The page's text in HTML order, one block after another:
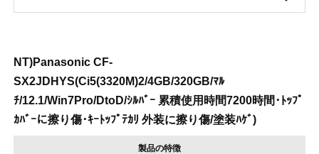
NT)Panasonic CF-
SX2JDHYS(Ci5(3320M)2/4GB/320GB/ﾏﾙ
ﾁ/12.1/Win7Pro/DtoD/ｼﾙﾊﾞｰ 累積使用時間7200時間･ﾄｯﾌﾟ
ｶﾊﾞｰに擦り傷･ｷｰﾄｯﾌﾟﾃｶﾘ 外装に擦り傷/塗装ﾊｹﾞ)
製品の特徴